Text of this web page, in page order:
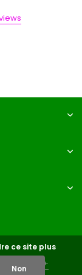
DMWS Plus+
ce site plus
Non